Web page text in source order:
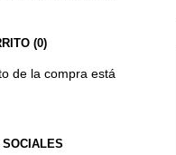
(0)
de la compra está
SOCIALES